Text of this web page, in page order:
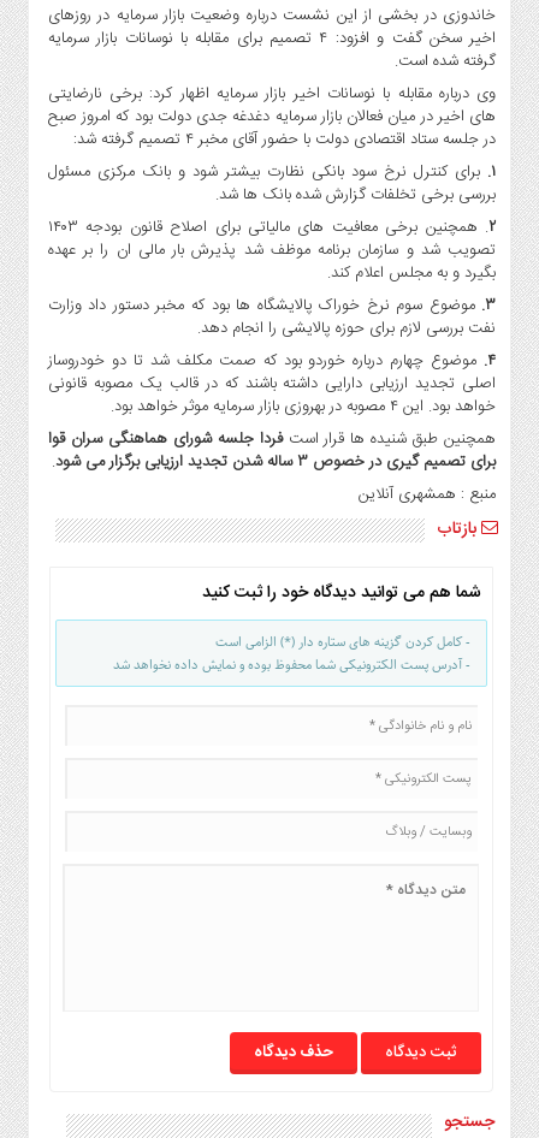
کشاورزی
و
صنایع
غذایی
سیاسی
و
بین
الملل
نگاه
روز
گوناگون
خاندوزی در بخشی از این نشست درباره وضعیت بازار سرمایه در روزهای
اخیر سخن گفت و افزود: ۴ تصمیم برای مقابله با نوسانات بازار سرمایه
گرفته شده است.
وی درباره مقابله با نوسانات اخیر بازار سرمایه اظهار کرد: برخی نارضایتی
های اخیر در میان فعالان بازار سرمایه دغدغه جدی دولت بود که امروز صبح
در جلسه ستاد اقتصادی دولت با حضور آقای مخبر ۴ تصمیم گرفته شد:
۱. برای کنترل نرخ سود بانکی نظارت بیشتر شود و بانک مرکزی مسئول
بررسی برخی تخلفات گزارش شده بانک ها شد.
۲
. همچنین برخی معافیت های مالیاتی برای اصلاح قانون بودجه ۱۴۰۳
تصویب شد و سازمان برنامه موظف شد پذیرش بار مالی ان را بر عهده
بگیرد و به مجلس اعلام کند.
۳. موضوع سوم نرخ خوراک پالایشگاه ها بود که مخبر دستور داد وزارت
نفت بررسی لازم برای حوزه پالایشی را انجام دهد.
۴. موضوع چهارم درباره خوردو بود که صمت مکلف شد تا دو خودروساز
اصلی تجدید ارزیابی دارایی داشته باشند که در قالب یک مصوبه قانونی
خواهد بود. این ۴ مصوبه در بهروزی بازار سرمایه موثر خواهد بود.
همچنین طبق شنیده ها قرار استفردا جلسه شورای هماهنگی سران قوا
برای تصمیم گیری در خصوص ۳ ساله شدن تجدید ارزیابی برگزار می شود
.
منبع : همشهری آنلاین
بازتاب
شما هم می توانید دیدگاه خود را ثبت کنید
- کامل کردن گزینه های ستاره دار (*) الزامی است
- آدرس پست الکترونیکی شما محفوظ بوده و نمایش داده نخواهد شد
حذف دیدگاه
جستجو